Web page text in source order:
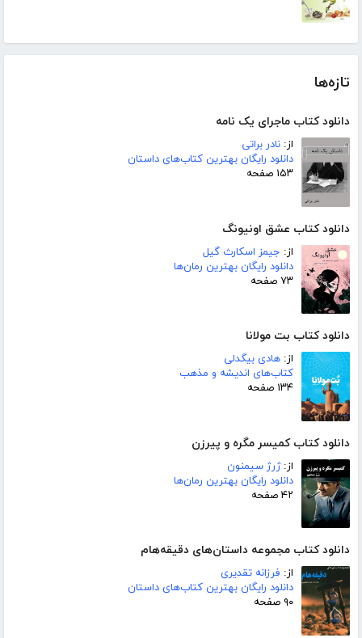
تازه‌ها
دانلود کتاب ماجرای یک نامه
از: نادر براتی
دانلود رایگان بهترین کتاب‌های داستان
۱۵۳ صفحه
دانلود کتاب عشق اونیونگ
از: جیمز اسکارث گیل
دانلود رایگان بهترین رمان‌ها
۷۳ صفحه
دانلود کتاب بت مولانا
از: هادی بیگدلی
کتاب‌های اندیشه و مذهب
۱۳۴ صفحه
دانلود کتاب کمیسر مگره و پیرزن
از:ژرژ سیمنون
دانلود رایگان بهترین رمان‌ها
۴۲ صفحه
دانلود کتاب مجموعه داستان‌های دقیقه‌هام
از: فرزانه تقدیری
دانلود رایگان بهترین کتاب‌های داستان
۹۰ صفحه